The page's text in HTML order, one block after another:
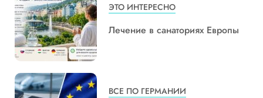
ЭТО ИНТЕРЕСНО
Лечение в санаториях Европы
ВСЕ ПО ГЕРМАНИИ